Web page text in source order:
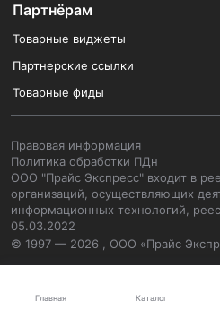
Главная Каталог
Партнёрам
Товарные виджеты
Партнерские ссылки
Товарные фиды
Правовая информация
Политика обработки ПДн
ООО "Прайс Экспресс" входит в
организаций, осуществляющих
информационных технологий,
05.03.2022
© 1997 — 2026 , ООО «Прайс